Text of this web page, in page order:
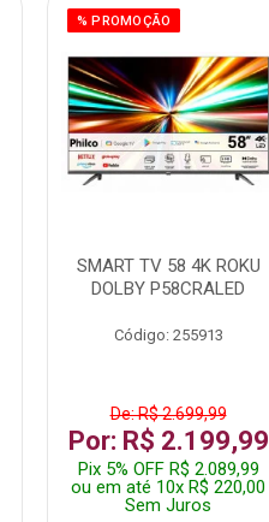
% PROMOÇÃO
SMART TV 58 4K ROKU
DOLBY P58CRALED
Código: 255913
De: R$ 2.699,99
Por: R$ 2.199,99
Pix 5% OFF R$ 2.089,99
ou em até 10x R$ 220,00
Sem Juros